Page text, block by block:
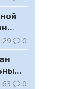
29 0
63 0